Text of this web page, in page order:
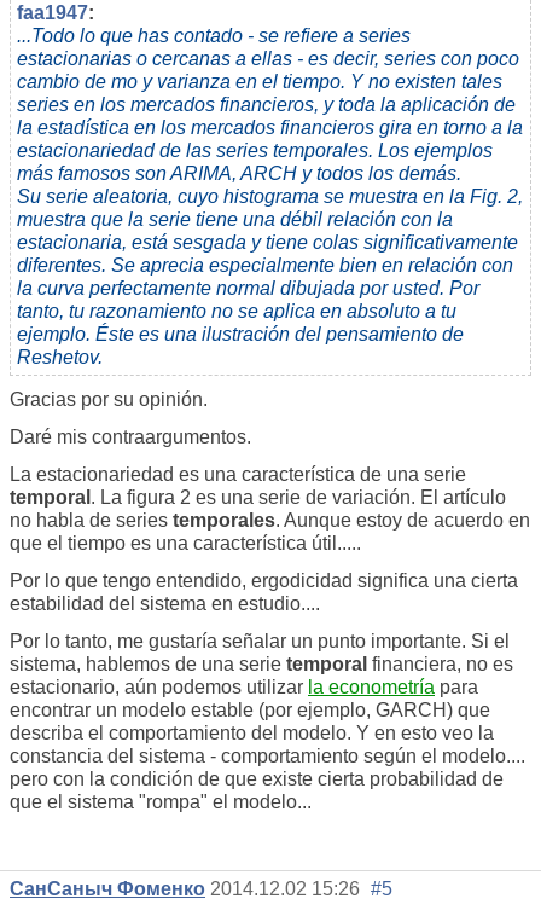
faa1947:
...Todo lo que has contado - se refiere a series
estacionarias o cercanas a ellas - es decir, series con poco
cambio de mo y varianza en el tiempo. Y no existen tales
series en los mercados financieros, y toda la aplicación de
la estadística en los mercados financieros gira en torno a la
estacionariedad de las series temporales. Los ejemplos
más famosos son ARIMA, ARCH y todos los demás.
Su serie aleatoria, cuyo histograma se muestra en la Fig. 2,
muestra que la serie tiene una débil relación con la
estacionaria, está sesgada y tiene colas significativamente
diferentes. Se aprecia especialmente bien en relación con
la curva perfectamente normal dibujada por usted. Por
tanto, tu razonamiento no se aplica en absoluto a tu
ejemplo. Éste es una ilustración del pensamiento de
Reshetov.
Gracias por su opinión.
Daré mis contraargumentos.
La estacionariedad es una característica de una serie
temporal . La figura 2 es una serie de variación. El artículo
no habla de series temporales. Aunque estoy de acuerdo en
que el tiempo es una característica útil.....
Por lo que tengo entendido, ergodicidad significa una cierta
estabilidad del sistema en estudio....
Por lo tanto, me gustaría señalar un punto importante. Si el
sistema, hablemos de una serie temporal financiera, no es
estacionario, aún podemos utilizar la econometría para
encontrar un modelo estable (por ejemplo, GARCH) que
describa el comportamiento del modelo. Y en esto veo la
constancia del sistema - comportamiento según el modelo....
pero con la condición de que existe cierta probabilidad de
que el sistema "rompa" el modelo...
СанСаныч Фоменко 2014.12.02 15:26 #5